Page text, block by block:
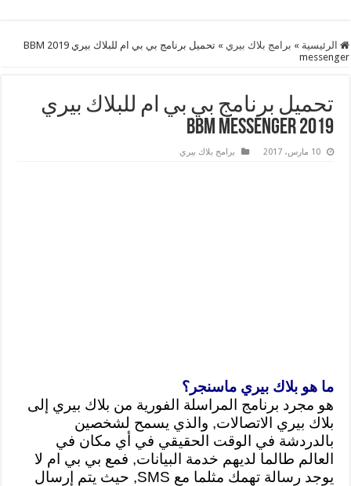
الرئيسية » برامج بلاك بيري »
تحميل برنامج بي بي ام للبلاك بيري 2019 BBM
messenger
تحميل برنامج بي بي ام للبلاك بيري
2019 BBM messenger
10 مارس، 2017 برامج بلاك بيري
ما هو بلاك بيري ماسنجر؟
هو مجرد برنامج المراسلة الفورية من بلاك بيري إلى
بلاك بيري الاتصالات, والذي يسمح لشخصين
بالدردشة في الوقت الحقيقي في أي مكان في
العالم طالما لديهم خدمة البيانات, فمع بي بي ام لا
يوجد رسالة تهمك مثلما مع SMS, حيث يتم إرسال